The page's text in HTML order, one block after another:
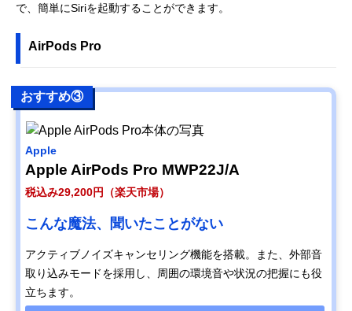
で、簡単にSiriを起動することができます。
AirPods Pro
おすすめ③
Apple
Apple AirPods Pro MWP22J/A
税込み29,200円（楽天市場）
こんな魔法、聞いたことがない
アクティブノイズキャンセリング機能を搭載。また、外部音
取り込みモードを採用し、周囲の環境音や状況の把握にも役
立ちます。